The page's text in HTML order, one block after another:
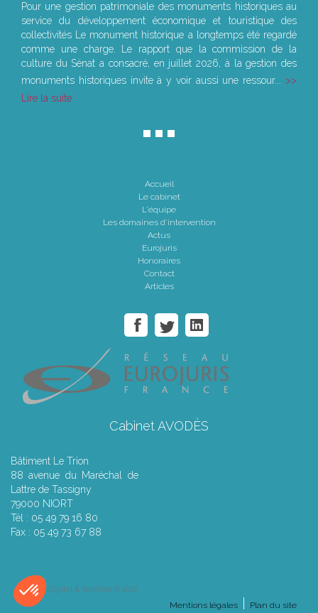
Pour une gestion patrimoniale des monuments historiques au
service du développement économique et touristique des
collectivités Le monument historique a longtemps été regardé
comme une charge. Le rapport que la commission de la
culture du Sénat a consacré, en juillet 2026, à la gestion des
monuments historiques invite à y voir aussi une ressour...
Lire la suite
Accueil
Le cabinet
L'équipe
Les domaines d'intervention
Actus
Eurojuris
Honoraires
Contact
Articles
Cabinet AVODÈS
Bâtiment Le Trion
88 avenue du Maréchal de
Lattre de Tassigny
79000 NIORT
Tél : 05 49 79 16 80
Fax : 05 49 73 67 88
Septeo Digital & Services © 2016
Plan du site
Mentions légales